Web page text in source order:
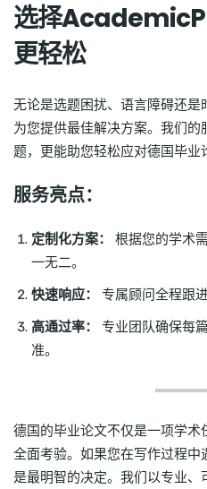
选择
更轻松
无论是选题困扰、语言障碍还是
为您提供最佳解决方案。我们的
题，更能助您轻松应对德国毕业
服务亮点：
定制化方案：
根据您的学术
一无二。
快速响应：
专属顾问全程跟
高通过率：
专业团队确保每
准。
德国的毕业论文不仅是一项学术
全面考验。如果您在写作过程中
是最明智的决定。我们以专业